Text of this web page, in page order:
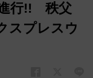
行!! 秩父
スプレスウ